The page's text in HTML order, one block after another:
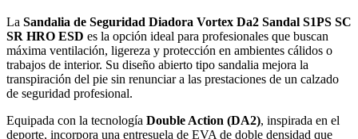
La Sandalia de Seguridad Diadora Vortex Da2 Sandal S1PS SC
SR HRO ESD es la opción ideal para profesionales que buscan
máxima ventilación, ligereza y protección en ambientes cálidos o
trabajos de interior. Su diseño abierto tipo sandalia mejora la
transpiración del pie sin renunciar a las prestaciones de un calzado
de seguridad profesional.
Equipada con la tecnología Double Action (DA2), inspirada en el
deporte, incorpora una entresuela de EVA de doble densidad que